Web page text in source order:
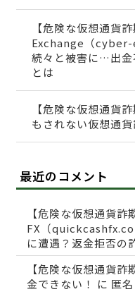
【危険な仮想通貨
Exchange（
続々と被害に…出金
とは
【危険な仮想通貨
もされない仮想通
最近のコメント
【危険な仮想通貨
FX（
に遭遇？返金拒否の
【危険な仮想通貨
金できない！
に 匿名